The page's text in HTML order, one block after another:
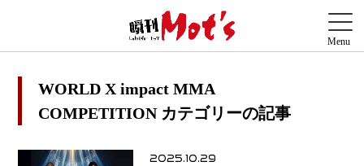
WORLD X impact MMA
COMPETITION カテゴリーの記事
2025.10.29